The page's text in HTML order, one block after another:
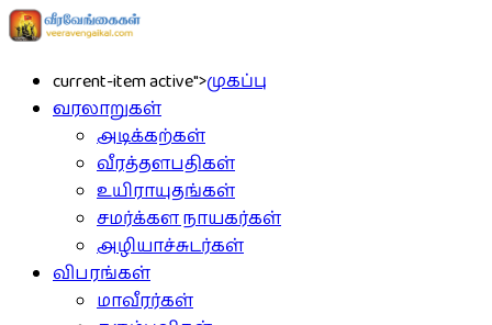
current-item active">முகப்பு
வரலாறுகள்
அடிக்கற்கள்
வீரத்தளபதிகள்
உயிராயுதங்கள்
சமர்க்கள நாயகர்கள்
அழியாச்சுடர்கள்
விபரங்கள்
மாவீரர்கள்